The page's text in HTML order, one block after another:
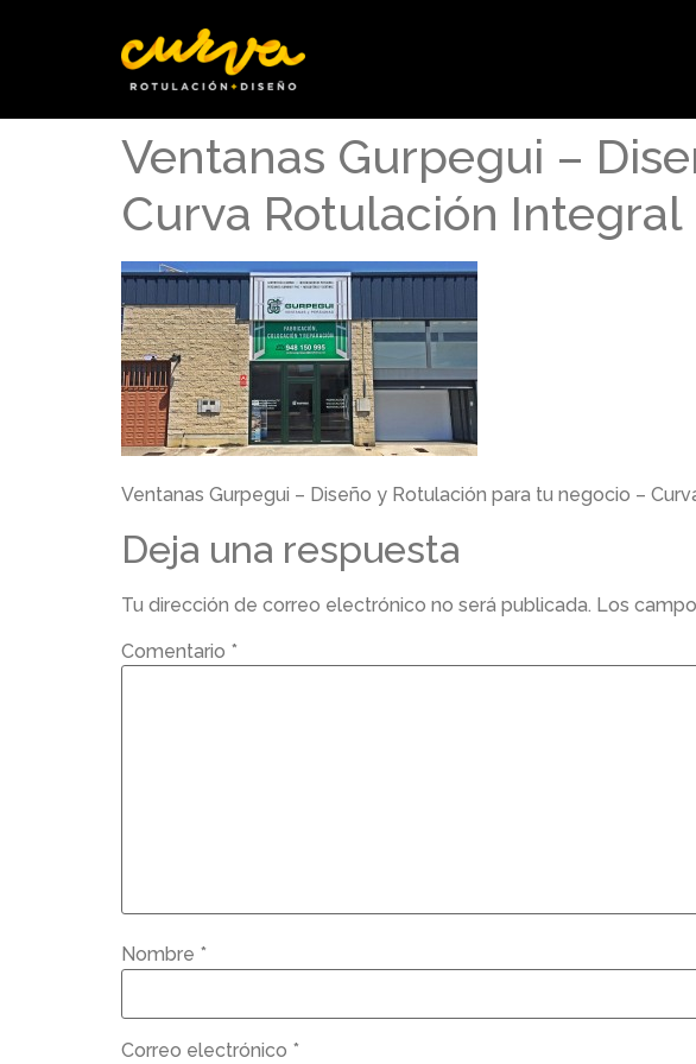
Ventanas Gurpegui –
Curva Rotulación
Ventanas Gurpegui – Diseño y Rotulación para tu negocio –
Deja una respuesta
Tu dirección de correo electrónico no será publicada. Los
Comentario *
Nombre *
Correo electrónico *